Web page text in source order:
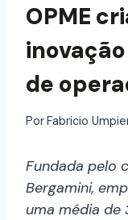
OPME
de
PorFabricio
Fundada pelo
Bergamini,
uma média de